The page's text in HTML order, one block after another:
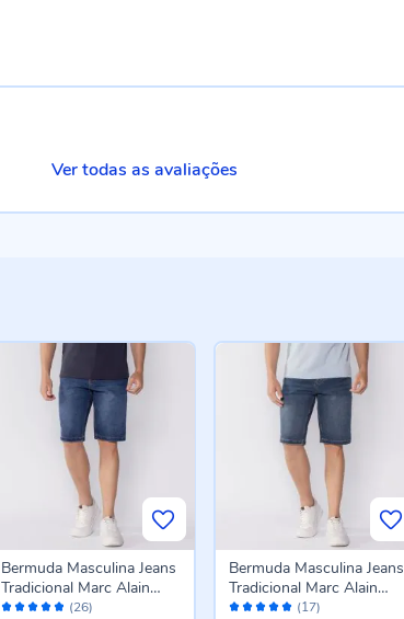
Ver todas as avaliações
Avaliação: (26)
Bermuda Masculina Jeans
Tradicional Marc Alain
Azul Escuro
Avaliação: (17)
Bermuda Masculina Jeans
Tradicional Marc Alain
Azul Escuro